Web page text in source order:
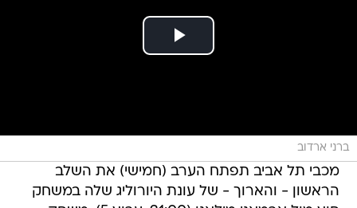
ברני ארדוב
מכבי תל אביב תפתח הערב (חמישי) את השלב
הראשון - והארוך - של עונת היורוליג שלה במשחק